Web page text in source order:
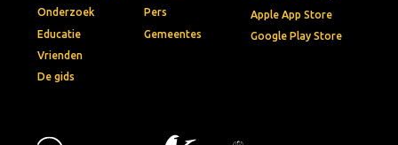
Apple App Store
Google Play Store
Onderzoek
Educatie
Vrienden
De gids
Pers
Gemeentes